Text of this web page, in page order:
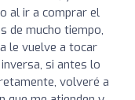
al ir a comprar el
de mucho tiempo,
le vuelve a tocar
si antes lo
volveré a